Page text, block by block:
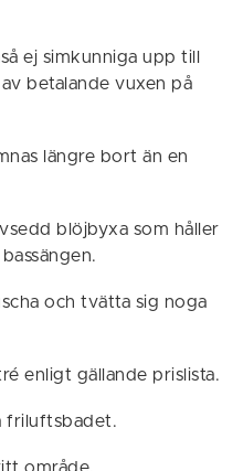
ej simkunniga upp till
betalande vuxen på
längre bort än en
blöjbyxa som håller
och tvätta sig noga
enligt gällande prislista.
friluftsbadet.
område.